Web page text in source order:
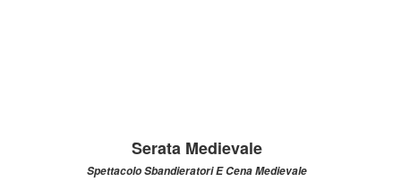
Serata Medievale
Spettacolo Sbandieratori E Cena Medievale